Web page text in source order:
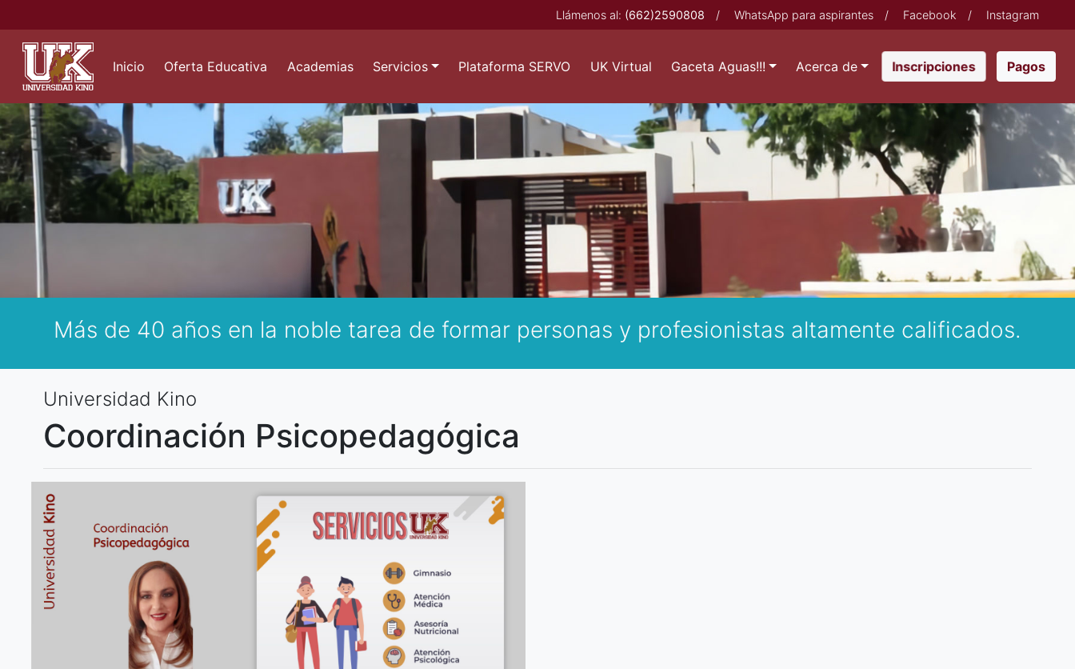
Llámenos al: (662)2590808 / WhatsApp para aspirantes / Facebook / Instagram
Inicio Oferta Educativa Academias Servicios Plataforma SERVO UK Virtual Gaceta Aguas!!! Acerca de Inscripciones Pagos
Más de 40 años en la noble tarea de formar personas y profesionistas altamente calificados.
Universidad Kino
Coordinación Psicopedagógica